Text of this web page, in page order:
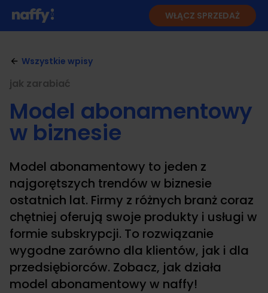
WŁĄCZ SPRZEDAŻ
Wszystkie wpisy
jak zarabiać
Model abonamentowy
w biznesie
Model abonamentowy to jeden z
najgorętszych trendów w biznesie
ostatnich lat. Firmy z różnych branż coraz
chętniej oferują swoje produkty i usługi w
formie subskrypcji. To rozwiązanie
wygodne zarówno dla klientów, jak i dla
przedsiębiorców. Zobacz, jak działa
model abonamentowy w naffy!